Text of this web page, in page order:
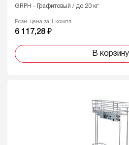
GRPH - Графитовый / до 20 кг
Розн. цена за 1 компл
6 117,28 ₽
В корзину